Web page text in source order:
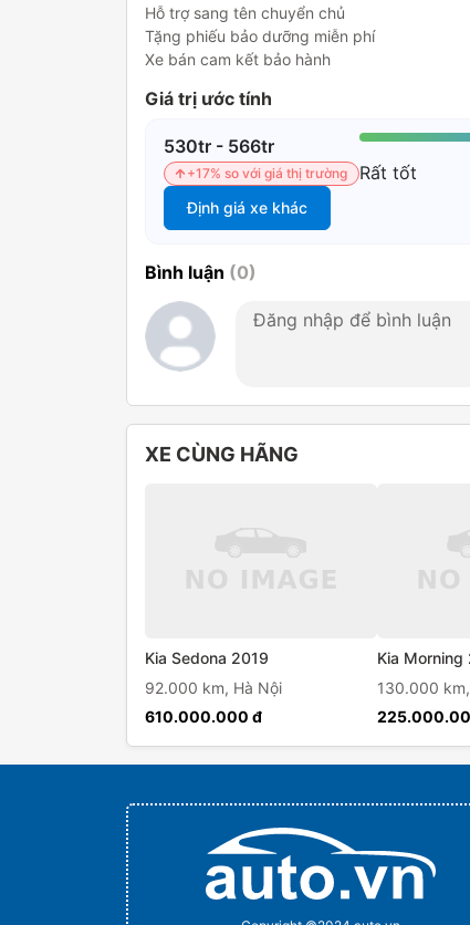
Hỗ trợ sang tên chuyển chủ
Tặng phiếu bảo dưỡng miễn phí
Xe bán cam kết bảo hành
Giá trị ước tính
530tr - 566tr
+17% so với giá thị trường Rất tốt
Định giá xe khác
Bình luận (0)
XE CÙNG HÃNG
Kia Sedona 2019
92.000 km, Hà Nội
610.000.000 đ
Kia Morning
130.000 km,